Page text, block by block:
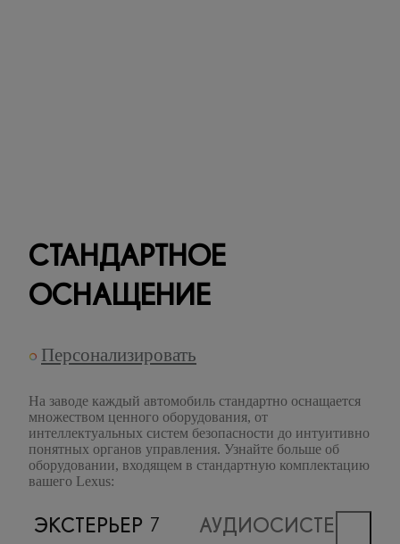
СТАНДАРТНОЕ
ОСНАЩЕНИЕ
Персонализировать
На заводе каждый автомобиль стандартно оснащается
множеством ценного оборудования, от
интеллектуальных систем безопасности до интуитивно
понятных органов управления. Узнайте больше об
оборудовании, входящем в стандартную комплектацию
вашего Lexus:
ЭКСТЕРЬЕР 7 АУДИОСИСТЕМА,